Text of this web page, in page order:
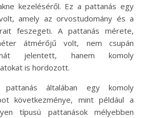
kezeléséről. Ez a pattanás egy
amely az orvostudomány és a
feszegeti. A pattanás mérete,
átmérőjű volt, nem csupán
jelentett, hanem komoly
is hordozott.
általában egy komoly
következménye, mint például a
típusú pattanások mélyebben